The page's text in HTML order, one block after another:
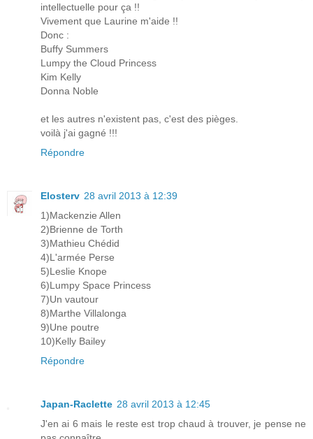
intellectuelle pour ça !!
Vivement que Laurine m'aide !!
Donc :
Buffy Summers
Lumpy the Cloud Princess
Kim Kelly
Donna Noble
et les autres n'existent pas, c'est des pièges.
voilà j'ai gagné !!!
Répondre
Elosterv 28 avril 2013 à 12:39
1)Mackenzie Allen
2)Brienne de Torth
3)Mathieu Chédid
4)L'armée Perse
5)Leslie Knope
6)Lumpy Space Princess
7)Un vautour
8)Marthe Villalonga
9)Une poutre
10)Kelly Bailey
Répondre
Japan-Raclette 28 avril 2013 à 12:45
J'en ai 6 mais le reste est trop chaud à trouver, je pense ne